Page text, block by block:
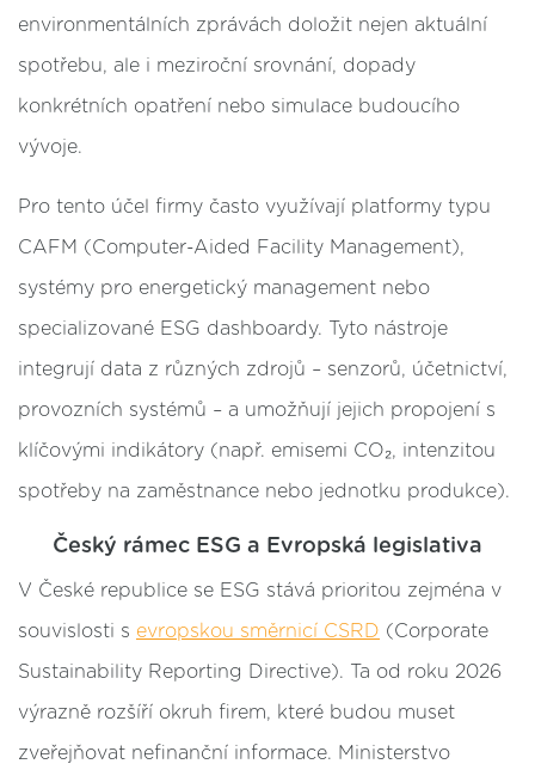
environmentálních zprávách doložit nejen aktuální
spotřebu, ale i meziroční srovnání, dopady
konkrétních opatření nebo simulace budoucího
vývoje.
Pro tento účel firmy často využívají platformy typu
CAFM (Computer-Aided Facility Management),
systémy pro energetický management nebo
specializované ESG dashboardy. Tyto nástroje
integrují data z různých zdrojů – senzorů, účetnictví,
provozních systémů – a umožňují jejich propojení s
klíčovými indikátory (např. emisemi CO₂, intenzitou
spotřeby na zaměstnance nebo jednotku produkce).
Český rámec ESG a Evropská legislativa
V České republice se ESG stává prioritou zejména v
souvislosti s evropskou směrnicí CSRD (Corporate
Sustainability Reporting Directive). Ta od roku 2026
výrazně rozšíří okruh firem, které budou muset
zveřejňovat nefinanční informace. Ministerstvo